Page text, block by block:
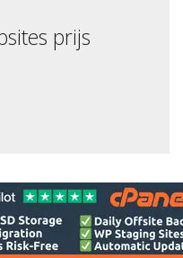
prijs